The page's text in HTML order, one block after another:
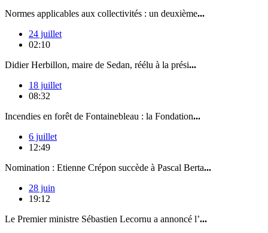
Normes applicables aux collectivités : un deuxième...
24 juillet
02:10
Didier Herbillon, maire de Sedan, réélu à la prési...
18 juillet
08:32
Incendies en forêt de Fontainebleau : la Fondation...
6 juillet
12:49
Nomination : Etienne Crépon succède à Pascal Berta...
28 juin
19:12
Le Premier ministre Sébastien Lecornu a annoncé l’...